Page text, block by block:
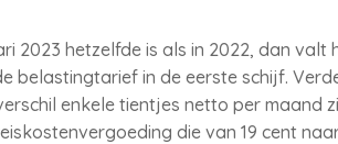
2023 hetzelfde is als in 2022, dan
belastingtarief in de eerste schijf.
enkele tientjes netto per maand
die van 19 cent